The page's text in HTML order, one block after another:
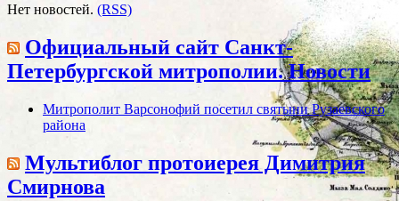
Нет новостей. (RSS)
Официальный сайт Санкт-
Петербургской митрополии. Новости
Митрополит Варсонофий посетил святыни Рузаевского
района
Мультиблог протоиерея Димитрия
Смирнова